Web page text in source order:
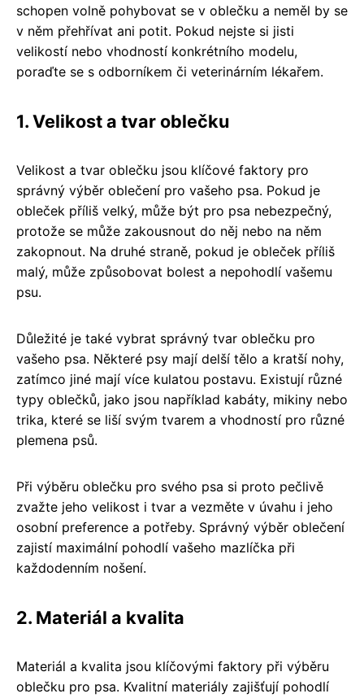
schopen volně pohybovat se v oblečku a neměl by se
v něm přehřívat ani potit. Pokud nejste si jisti
velikostí nebo vhodností konkrétního modelu,
poraďte se s odborníkem či veterinárním lékařem.
1. Velikost a tvar oblečku
Velikost a tvar oblečku jsou klíčové faktory pro
správný výběr oblečení pro vašeho psa. Pokud je
obleček příliš velký, může být pro psa nebezpečný,
protože se může zakousnout do něj nebo na něm
zakopnout. Na druhé straně, pokud je obleček příliš
malý, může způsobovat bolest a nepohodlí vašemu
psu.
Důležité je také vybrat správný tvar oblečku pro
vašeho psa. Některé psy mají delší tělo a kratší nohy,
zatímco jiné mají více kulatou postavu. Existují různé
typy oblečků, jako jsou například kabáty, mikiny nebo
trika, které se liší svým tvarem a vhodností pro různé
plemena psů.
Při výběru oblečku pro svého psa si proto pečlivě
zvažte jeho velikost i tvar a vezměte v úvahu i jeho
osobní preference a potřeby. Správný výběr oblečení
zajistí maximální pohodlí vašeho mazlíčka při
každodenním nošení.
2. Materiál a kvalita
Materiál a kvalita jsou klíčovými faktory při výběru
oblečku pro psa. Kvalitní materiály zajišťují pohodlí